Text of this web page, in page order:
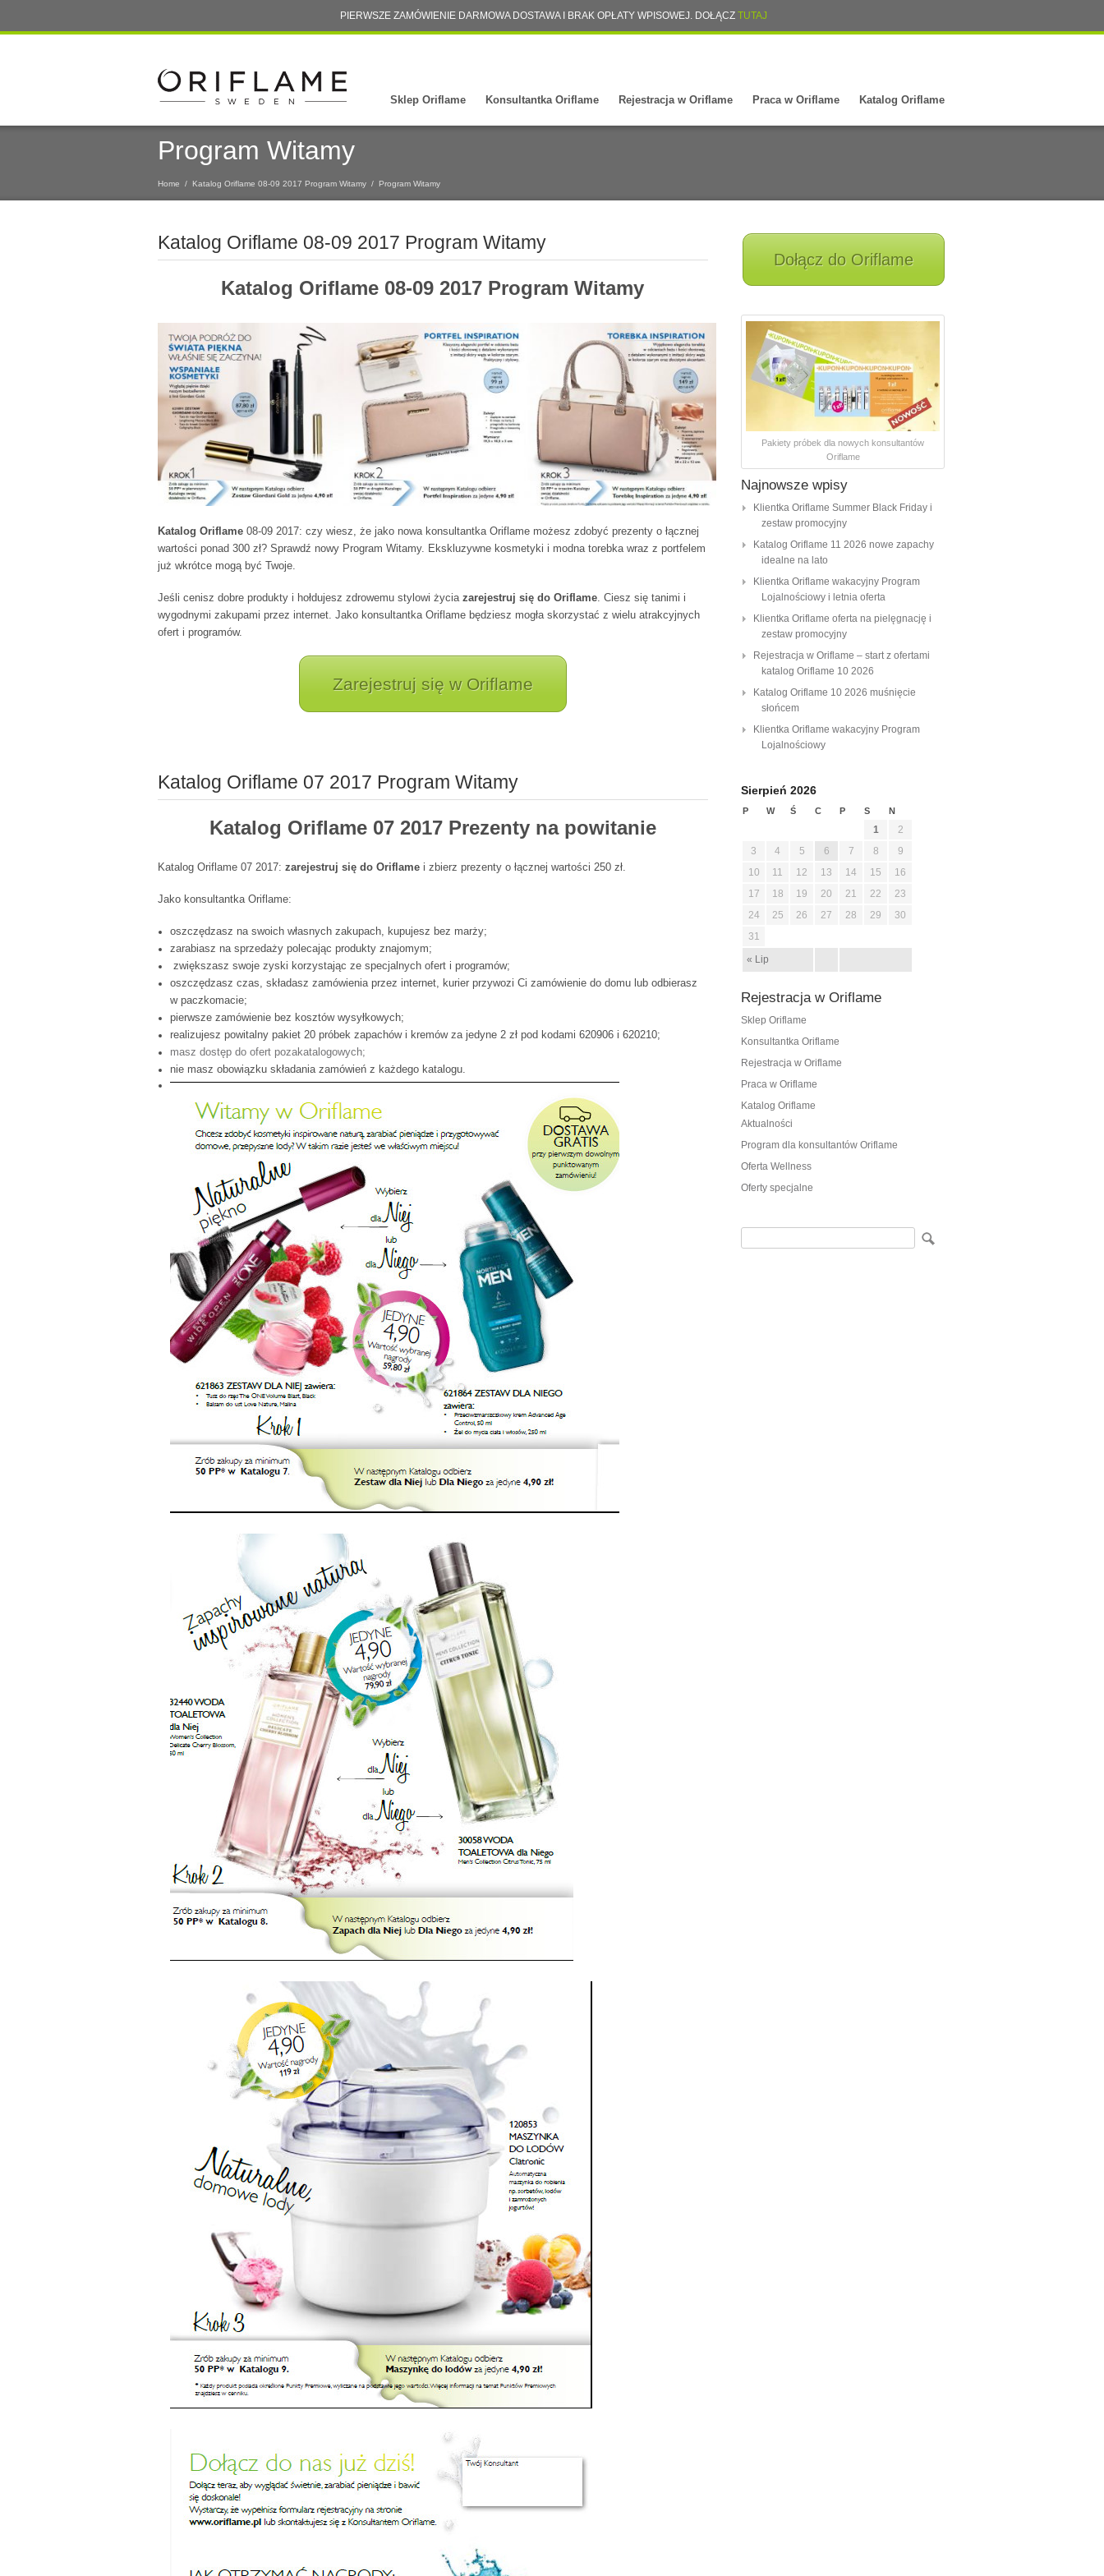
PIERWSZE ZAMÓWIENIE DARMOWA DOSTAWA I BRAK OPŁATY WPISOWEJ. DOŁĄCZ TUTAJ
Sklep Oriflame Konsultantka Oriflame Rejestracja w Oriflame Praca w Oriflame Katalog Oriflame
Program Witamy
Home / Katalog Oriflame 08-09 2017 Program Witamy / Program Witamy
Katalog Oriflame 08-09 2017 Program Witamy
Katalog Oriflame 08-09 2017 Program Witamy
Katalog Oriflame 08-09 2017: czy wiesz, że jako nowa konsultantka Oriflame możesz zdobyć prezenty o łącznej
wartości ponad 300 zł? Sprawdź nowy Program Witamy. Ekskluzywne kosmetyki i modna torebka wraz z portfelem
już wkrótce mogą być Twoje.
Jeśli cenisz dobre produkty i hołdujesz zdrowemu stylowi życia zarejestruj się do Oriflame. Ciesz się tanimi i
wygodnymi zakupami przez internet. Jako konsultantka Oriflame będziesz mogła skorzystać z wielu atrakcyjnych
ofert i programów.
Zarejestruj się w Oriflame
Katalog Oriflame 07 2017 Program Witamy
Katalog Oriflame 07 2017 Prezenty na powitanie
Katalog Oriflame 07 2017: zarejestruj się do Oriflame i zbierz prezenty o łącznej wartości 250 zł.
Jako konsultantka Oriflame:
oszczędzasz na swoich własnych zakupach, kupujesz bez marży;
zarabiasz na sprzedaży polecając produkty znajomym;
zwiększasz swoje zyski korzystając ze specjalnych ofert i programów;
oszczędzasz czas, składasz zamówienia przez internet, kurier przywozi Ci zamówienie do domu lub odbierasz
w paczkomacie;
pierwsze zamówienie bez kosztów wysyłkowych;
realizujesz powitalny pakiet 20 próbek zapachów i kremów za jedyne 2 zł pod kodami 620906 i 620210;
masz dostęp do ofert pozakatalogowych;
nie masz obowiązku składania zamówień z każdego katalogu.
Dołącz do Oriflame
Pakiety próbek dla nowych konsultantów
Oriflame
Najnowsze wpisy
Klientka Oriflame Summer Black Friday i
zestaw promocyjny
Katalog Oriflame 11 2026 nowe zapachy
idealne na lato
Klientka Oriflame wakacyjny Program
Lojalnościowy i letnia oferta
Klientka Oriflame oferta na pielęgnację i
zestaw promocyjny
Rejestracja w Oriflame – start z ofertami
katalog Oriflame 10 2026
Katalog Oriflame 10 2026 muśnięcie
słońcem
Klientka Oriflame wakacyjny Program
Lojalnościowy
Sierpień 2026
P W Ś C P S N
« Lip
1
2
3
4 5 6 7 8
9
10
11 12 13 14 15
16
17
18 19 20 21 22
23
24
25 26 27 28 29
30
31
Rejestracja w Oriflame
Sklep Oriflame
Konsultantka Oriflame
Rejestracja w Oriflame
Praca w Oriflame
Katalog Oriflame
Aktualności
Program dla konsultantów Oriflame
Oferta Wellness
Oferty specjalne